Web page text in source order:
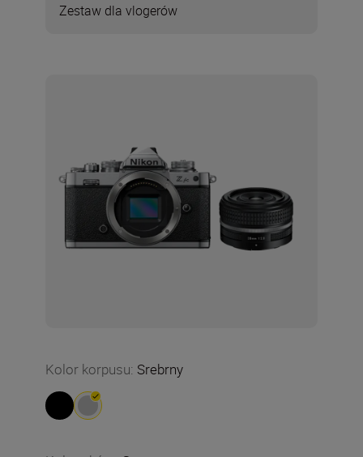
Zestaw dla vlogerów
Kolor korpusu: Srebrny